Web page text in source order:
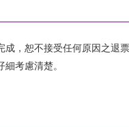
成，恕不接受任何原因之退
考慮清楚。